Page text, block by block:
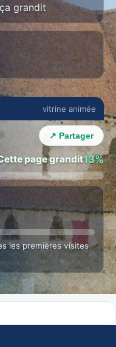
grandit
vitrine animée
site
mutual aid — all in one
›
🔇 ⛶
↗ Partager
page grandit13%
les premières visites